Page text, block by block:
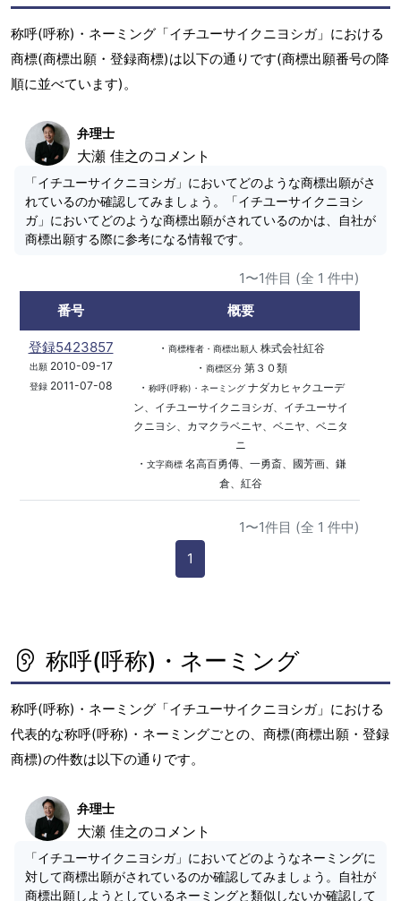
称呼(呼称)・ネーミング「イチユーサイクニヨシガ」における
商標(商標出願・登録商標)は以下の通りです(商標出願番号の降
順に並べています)。
弁理士
大瀬 佳之のコメント
「イチユーサイクニヨシガ」においてどのような商標出願がさ
れているのか確認してみましょう。「イチユーサイクニヨシ
ガ」においてどのような商標出願がされているのかは、自社が
商標出願する際に参考になる情報です。
1〜1件目 (全 1 件中)
番号
概要
登録5423857
出願2010-09-17
登録2011-07-08
・ 商標権者・商標出願人 株式会社紅谷
・ 商標区分第３０類
・ 称呼(呼称)・ネーミングナダカヒャクユーデ
ン、イチユーサイクニヨシガ、イチユーサイ
クニヨシ、カマクラベニヤ、ベニヤ、ベニタ
ニ
・ 文字商標名高百勇傳、一勇斎、國芳画、鎌
倉、紅谷
1〜1件目 (全 1 件中)
1
称呼(呼称)・ネーミング
称呼(呼称)・ネーミング「イチユーサイクニヨシガ」における
代表的な称呼(呼称)・ネーミングごとの、商標(商標出願・登録
商標)の件数は以下の通りです。
弁理士
大瀬 佳之のコメント
「イチユーサイクニヨシガ」においてどのようなネーミングに
対して商標出願がされているのか確認してみましょう。自社が
商標出願しようとしているネーミングと類似しないか確認して